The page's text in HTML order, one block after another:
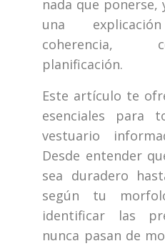
nada que
una
coherencia,
planificación.
Este artículo te
esenciales para
vestuario
Desde entender
sea duradero
según tu
identificar las
nunca pasan de